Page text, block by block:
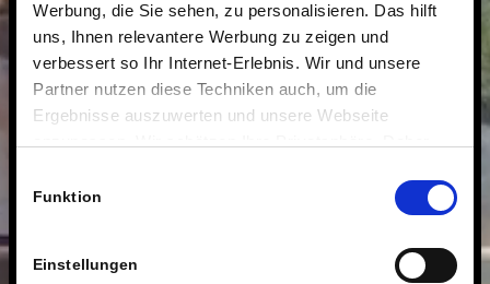
Werbung, die Sie sehen, zu personalisieren. Das hilft
uns, Ihnen relevantere Werbung zu zeigen und
verbessert so Ihr Internet-Erlebnis. Wir und unsere
Partner nutzen diese Techniken auch, um die
Ergebnisse auszuwerten und unsere Webseite
Technologien.
Funktion
Einstellungen